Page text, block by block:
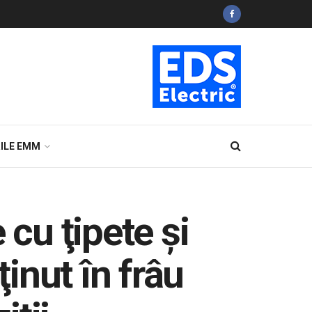
EMM
cu ţipete şi
în frâu